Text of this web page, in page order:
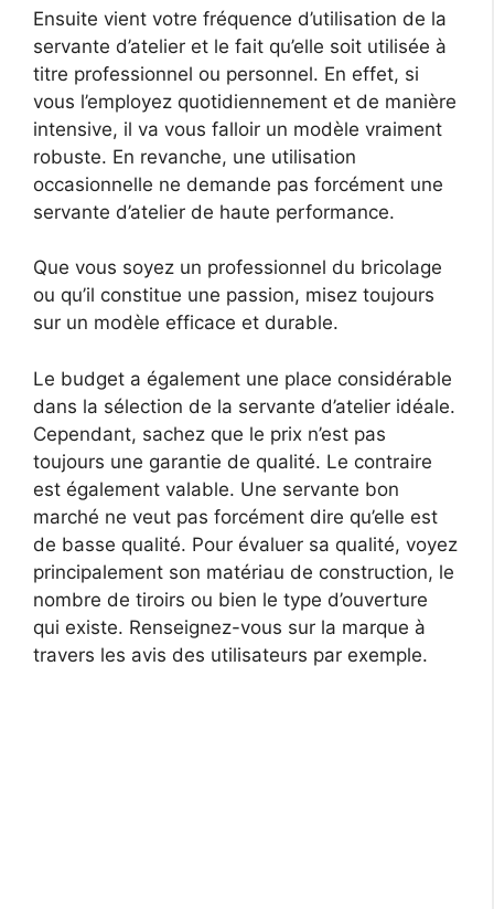
Ensuite vient votre fréquence d’utilisation de la
servante d’atelier et le fait qu’elle soit utilisée à
titre professionnel ou personnel. En effet, si
vous l’employez quotidiennement et de manière
intensive, il va vous falloir un modèle vraiment
robuste. En revanche, une utilisation
occasionnelle ne demande pas forcément une
servante d’atelier de haute performance.
Que vous soyez un professionnel du bricolage
ou qu’il constitue une passion, misez toujours
sur un modèle efficace et durable.
Le budget a également une place considérable
dans la sélection de la servante d’atelier idéale.
Cependant, sachez que le prix n’est pas
toujours une garantie de qualité. Le contraire
est également valable. Une servante bon
marché ne veut pas forcément dire qu’elle est
de basse qualité. Pour évaluer sa qualité, voyez
principalement son matériau de construction, le
nombre de tiroirs ou bien le type d’ouverture
qui existe. Renseignez-vous sur la marque à
travers les avis des utilisateurs par exemple.